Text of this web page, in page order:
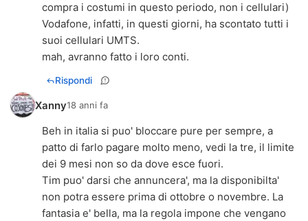
compra i costumi in questo periodo, non i cellulari)
Vodafone, infatti, in questi giorni, ha scontato tutti i
suoi cellulari UMTS.
mah, avranno fatto i loro conti.
Rispondi
Xanny18 anni fa
Beh in italia si puo' bloccare pure per sempre, a
patto di farlo pagare molto meno, vedi la tre, il limite
dei 9 mesi non so da dove esce fuori.
Tim puo' darsi che annuncera', ma la disponibilta'
non potra essere prima di ottobre o novembre. La
fantasia e' bella, ma la regola impone che vengano